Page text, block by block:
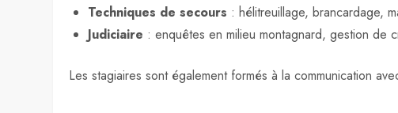
Techniques de secours : hélitreuillage, brancardage,
Judiciaire : enquêtes en milieu montagnard, gestion de
Les stagiaires sont également formés à la communication